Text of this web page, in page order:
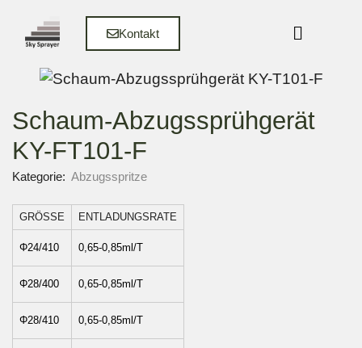
Kontakt
Schaum-Abzugssprühgerät
KY-FT101-F
Kategorie: Abzugsspritze
GRÖSSE ENTLADUNGSRATE
Φ24/410 0,65-0,85ml/T
Φ28/400 0,65-0,85ml/T
Φ28/410 0,65-0,85ml/T